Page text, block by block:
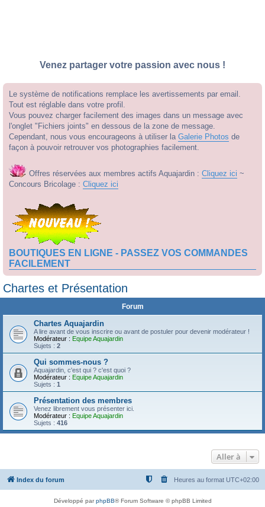
Venez partager votre passion avec nous !
Le système de notifications remplace les avertissements par email.
Tout est réglable dans votre profil.
Vous pouvez charger facilement des images dans un message avec
l'onglet "Fichiers joints" en dessous de la zone de message.
Cependant, nous vous encourageons à utiliser la Galerie Photos de
façon à pouvoir retrouver vos photographies facilement.
Offres réservées aux membres actifs Aquajardin : Cliquez ici ~
Concours Bricolage : Cliquez ici
BOUTIQUES EN LIGNE - PASSEZ VOS COMMANDES
FACILEMENT
Chartes et Présentation
Forum
Chartes Aquajardin
A lire avant de vous inscrire ou avant de postuler pour devenir modérateur !
Modérateur : Equipe Aquajardin
Sujets : 2
Qui sommes-nous ?
Aquajardin, c'est qui ? c'est quoi ?
Modérateur : Equipe Aquajardin
Sujets : 1
Présentation des membres
Venez librement vous présenter ici.
Modérateur : Equipe Aquajardin
Sujets : 416
Aller à
Index du forum Heures au format UTC+02:00
Développé parphpBB® Forum Software © phpBB Limited